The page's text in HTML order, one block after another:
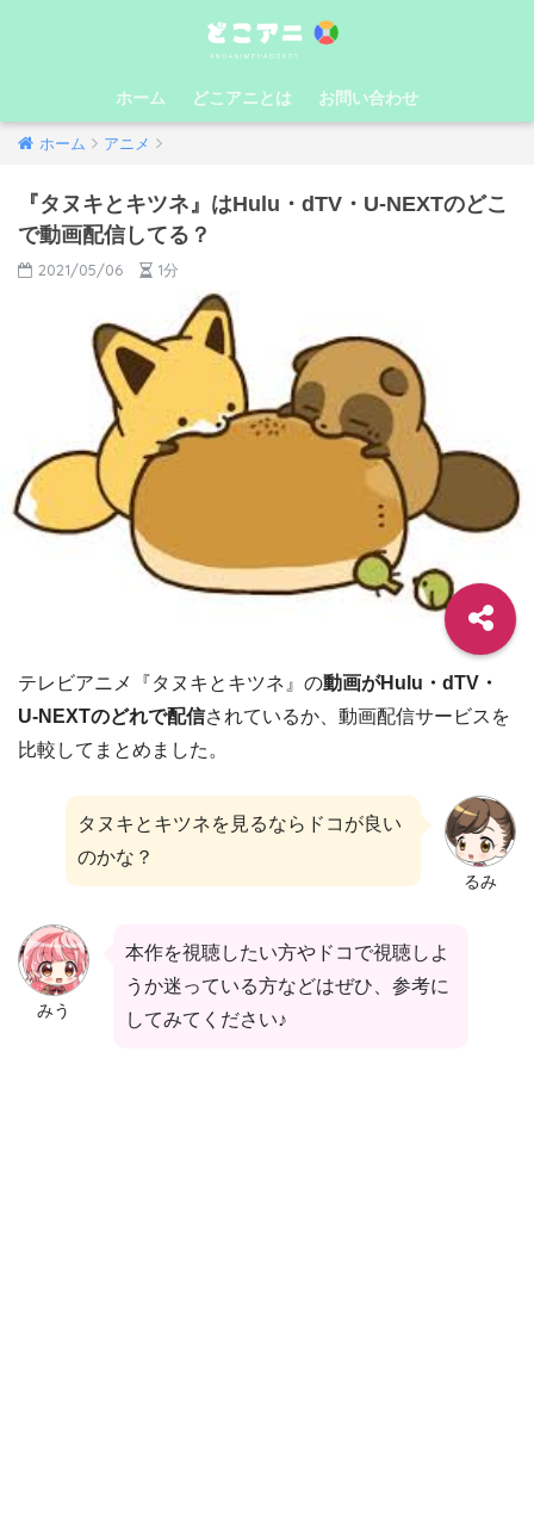
ホーム どこアニとは お問い合わせ
ホーム アニメ
『タヌキとキツネ』はHulu・dTV・U-NEXTのどこ
で動画配信してる？
2021/05/06 1分
テレビアニメ『タヌキとキツネ』の動画がHulu・dTV・
U-NEXTのどれで配信されているか、動画配信サービスを
比較してまとめました。
るみ
タヌキとキツネを見るならドコが良い
のかな？
みう
本作を視聴したい方やドコで視聴しよ
うか迷っている方などはぜひ、参考に
してみてください♪